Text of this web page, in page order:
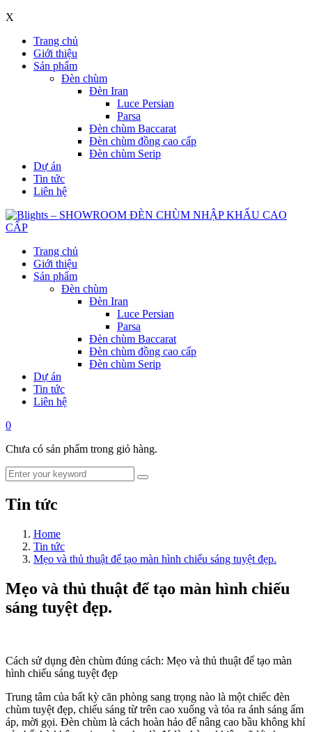
X
Trang chủ
Giới thiệu
Sản phẩm
Đèn chùm
Đèn Iran
Luce Persian
Parsa
Đèn chùm Baccarat
Đèn chùm đồng cao cấp
Đèn chùm Serip
Dự án
Tin tức
Liên hệ
Trang chủ
Giới thiệu
Sản phẩm
Đèn chùm
Đèn Iran
Luce Persian
Parsa
Đèn chùm Baccarat
Đèn chùm đồng cao cấp
Đèn chùm Serip
Dự án
Tin tức
Liên hệ
0
Chưa có sản phẩm trong giỏ hàng.
Tin tức
Home
Tin tức
Mẹo và thủ thuật để tạo màn hình chiếu sáng tuyệt đẹp.
Mẹo và thủ thuật để tạo màn hình chiếu
sáng tuyệt đẹp.
Cách sử dụng đèn chùm đúng cách: Mẹo và thủ thuật để tạo màn
hình chiếu sáng tuyệt đẹp
Trung tâm của bất kỳ căn phòng sang trọng nào là một chiếc đèn
chùm tuyệt đẹp, chiếu sáng từ trên cao xuống và tỏa ra ánh sáng ấm
áp, mời gọi. Đèn chùm là cách hoàn hảo để nâng cao bầu không khí